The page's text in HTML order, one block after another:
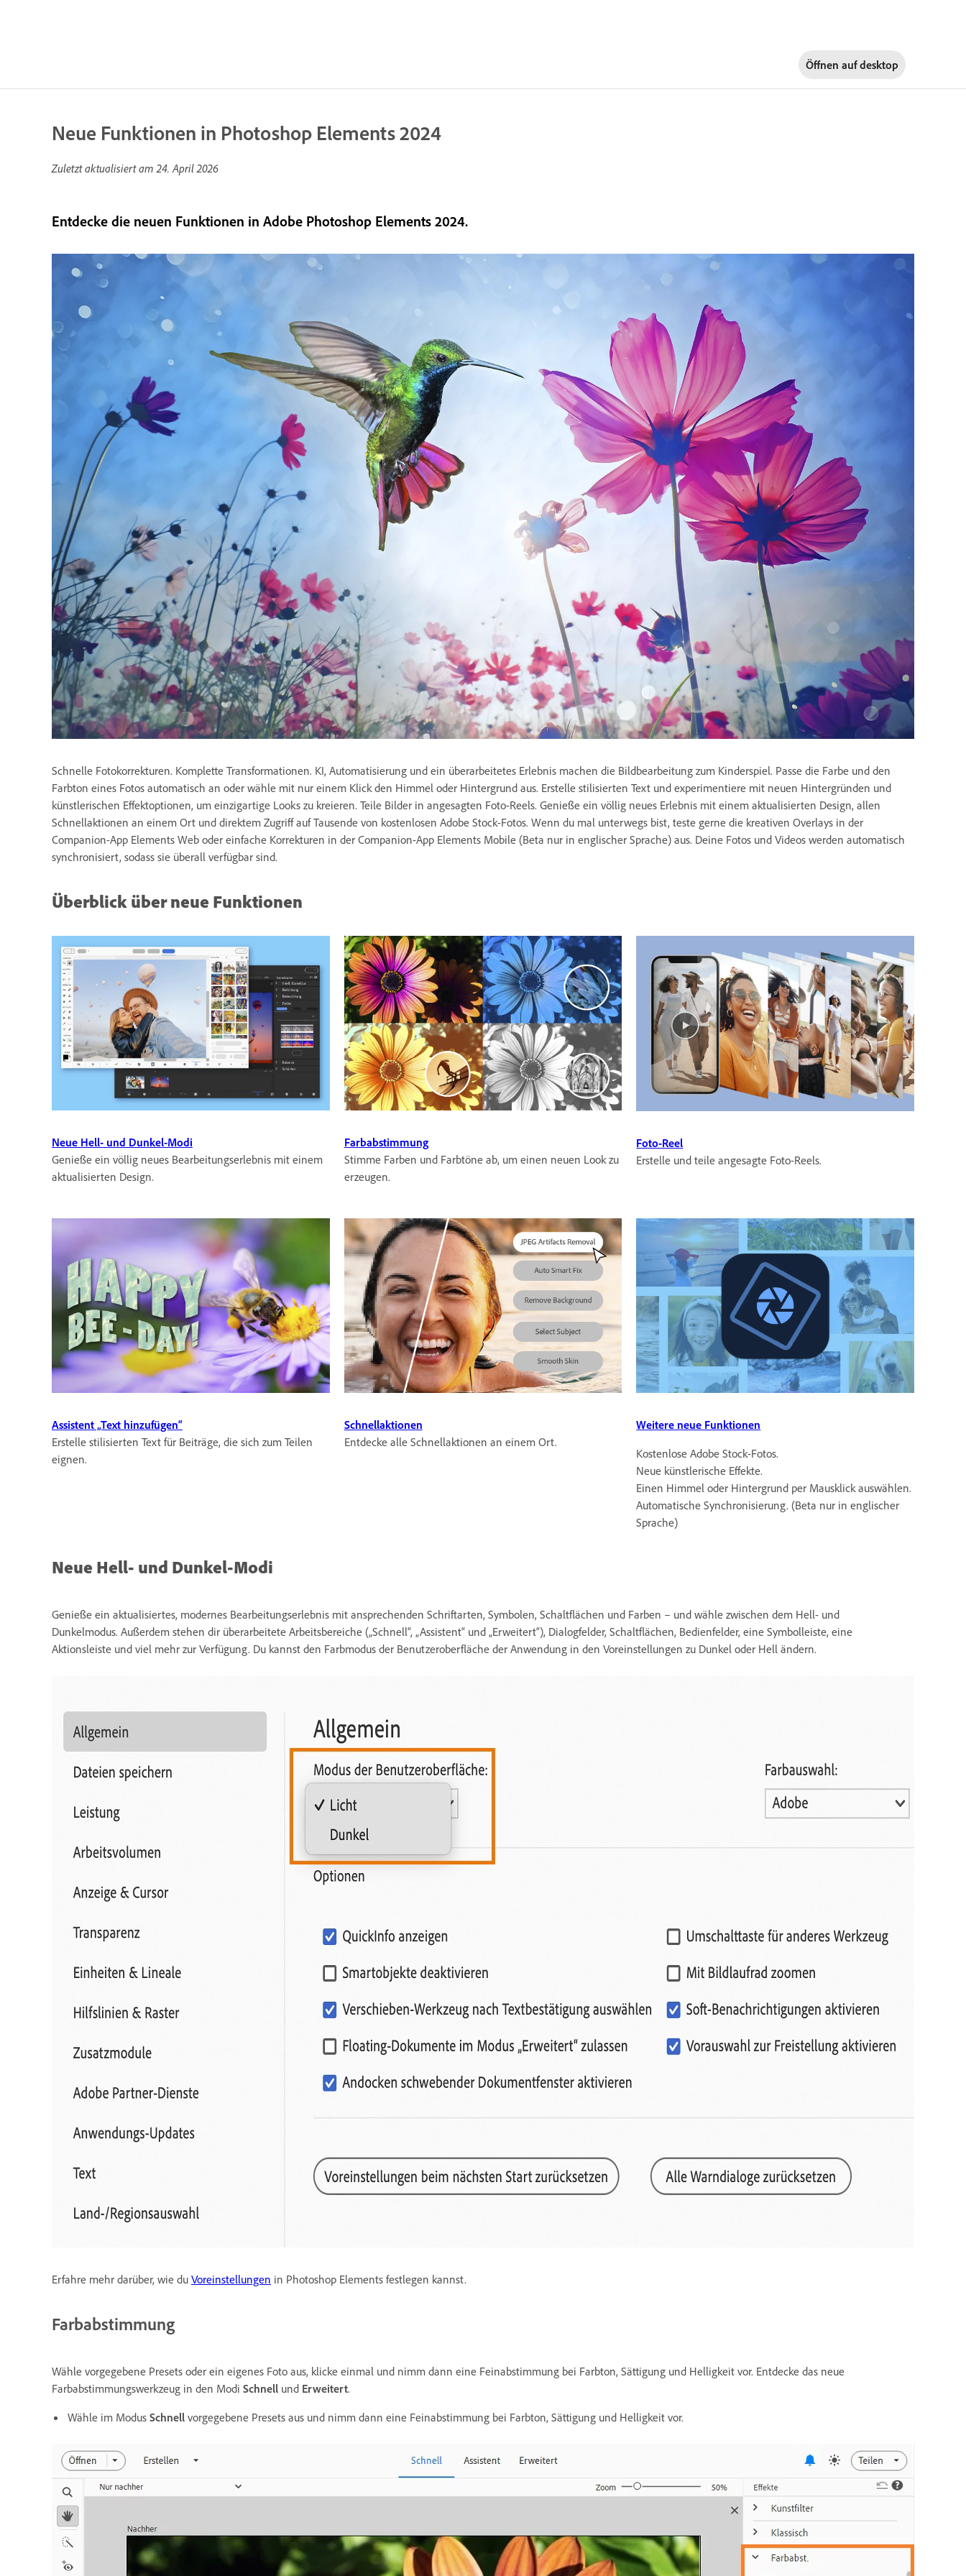
Öffnen aufdesktop
Neue Funktionen in Photoshop Elements 2024
Zuletzt aktualisiert am24. April 2026
Entdecke die neuen Funktionen in Adobe Photoshop Elements 2024.
Schnelle Fotokorrekturen. Komplette Transformationen. KI, Automatisierung und ein überarbeitetes Erlebnis machen die Bildbearbeitung zum Kinderspiel. Passe die Farbe und den
Farbton eines Fotos automatisch an oder wähle mit nur einem Klick den Himmel oder Hintergrund aus. Erstelle stilisierten Text und experimentiere mit neuen Hintergründen und
künstlerischen Effektoptionen, um einzigartige Looks zu kreieren. Teile Bilder in angesagten Foto-Reels. Genieße ein völlig neues Erlebnis mit einem aktualisierten Design, allen
Schnellaktionen an einem Ort und direktem Zugriff auf Tausende von kostenlosen Adobe Stock-Fotos. Wenn du mal unterwegs bist, teste gerne die kreativen Overlays in der
Companion-App Elements Web oder einfache Korrekturen in der Companion-App Elements Mobile (Beta nur in englischer Sprache) aus. Deine Fotos und Videos werden automatisch
synchronisiert, sodass sie überall verfügbar sind.
Überblick über neue Funktionen
Neue Hell- und Dunkel-Modi
Genieße ein völlig neues Bearbeitungserlebnis mit einem
aktualisierten Design.
Farbabstimmung
Stimme Farben und Farbtöne ab, um einen neuen Look zu
erzeugen.
Foto-Reel
Erstelle und teile angesagte Foto-Reels.
Assistent „Text hinzufügen“
Erstelle stilisierten Text für Beiträge, die sich zum Teilen
eignen.
Schnellaktionen
Entdecke alle Schnellaktionen an einem Ort.
Weitere neue Funktionen
Kostenlose Adobe Stock-Fotos.
Neue künstlerische Effekte.
Einen Himmel oder Hintergrund per Mausklick auswählen.
Automatische Synchronisierung. (Beta nur in englischer
Sprache)
Neue Hell- und Dunkel-Modi
Genieße ein aktualisiertes, modernes Bearbeitungserlebnis mit ansprechenden Schriftarten, Symbolen, Schaltflächen und Farben – und wähle zwischen dem Hell- und
Dunkelmodus. Außerdem stehen dir überarbeitete Arbeitsbereiche („Schnell“, „Assistent“ und „Erweitert“), Dialogfelder, Schaltflächen, Bedienfelder, eine Symbolleiste, eine
Aktionsleiste und viel mehr zur Verfügung. Du kannst den Farbmodus der Benutzeroberfläche der Anwendung in den Voreinstellungen zu Dunkel oder Hell ändern.
Erfahre mehr darüber, wie du Voreinstellungen in Photoshop Elements festlegen kannst.
Farbabstimmung
Wähle vorgegebene Presets oder ein eigenes Foto aus, klicke einmal und nimm dann eine Feinabstimmung bei Farbton, Sättigung und Helligkeit vor. Entdecke das neue
Farbabstimmungswerkzeug in den Modi Schnell und Erweitert.
Wähle im Modus Schnell vorgegebene Presets aus und nimm dann eine Feinabstimmung bei Farbton, Sättigung und Helligkeit vor.